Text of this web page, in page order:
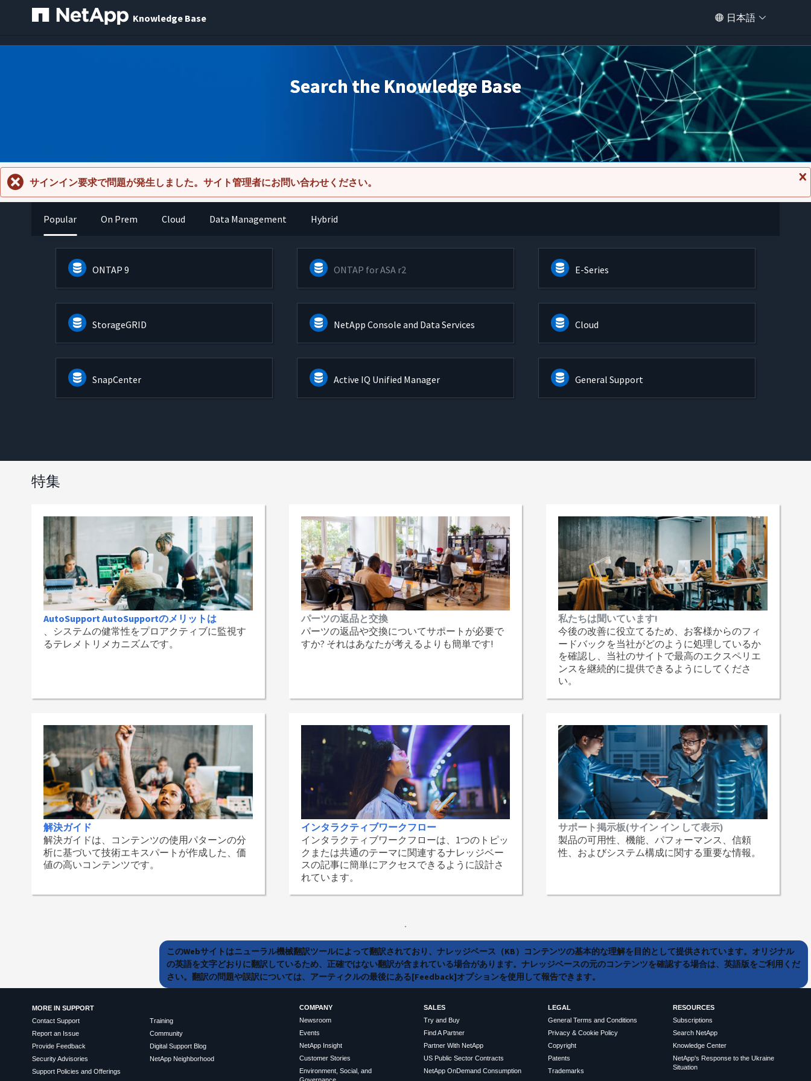
Knowledge Base 日本語
Search the Knowledge Base
メ
ッ
サインイン要求で問題が発生しました。サイト管理者にお問い合わせください。
Popular On Prem Cloud Data Management Hybrid
ONTAP 9 ONTAP for ASA r2 E-Series
StorageGRID NetApp Console and Data Services Cloud
SnapCenter Active IQ Unified Manager General Support
特集
AutoSupport AutoSupportのメリットは
、システムの健常性をプロアクティブに監視す
るテレメトリメカニズムです。
パーツの返品と交換
パーツの返品や交換についてサポートが必要で
すか? それはあなたが考えるよりも簡単です!
私たちは聞いています!
今後の改善に役立てるため、お客様からのフィ
ードバックを当社がどのように処理しているか
を確認し、当社のサイトで最高のエクスペリエ
ンスを継続的に提供できるようにしてくださ
い。
解決ガイド
解決ガイドは、コンテンツの使用パターンの分
析に基づいて技術エキスパートが作成した、価
値の高いコンテンツです。
インタラクティブワークフロー
インタラクティブワークフローは、1つのトピッ
クまたは共通のテーマに関連するナレッジベー
スの記事に簡単にアクセスできるように設計さ
れています。
サポート掲示板(サイン イン して表示)
製品の可用性、機能、パフォーマンス、信頼
性、およびシステム構成に関する重要な情報。
このWebサイトはニューラル機械翻訳ツールによって翻訳されており、ナレッジベース（KB）コンテンツの基本的な理解を目的として提供されています。オリジナル
の英語を文字どおりに翻訳しているため、正確ではない翻訳が含まれている場合があります。ナレッジベースの元のコンテンツを確認する場合は、英語版をご利用くだ
さい。翻訳の問題や誤訳については、アーティクルの最後にある[Feedback]オプションを使用して報告できます。
MORE IN SUPPORT
Contact Support
Report an Issue
Provide Feedback
Security Advisories
Support Policies and Offerings
Training
Community
Digital Support Blog
NetApp Neighborhood
COMPANY
Newsroom
Events
NetApp Insight
Customer Stories
Environment, Social, and
SALES
Try and Buy
Find A Partner
Partner With NetApp
US Public Sector Contracts
NetApp OnDemand Consumption
LEGAL
General Terms and Conditions
Privacy & Cookie Policy
Copyright
Patents
Trademarks
RESOURCES
Subscriptions
Search NetApp
Knowledge Center
NetApp's Response to the Ukraine
Situation